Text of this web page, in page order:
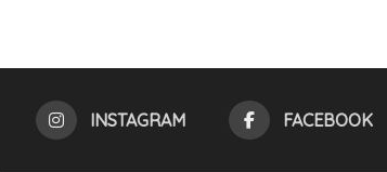
INSTAGRAM FACEBOOK